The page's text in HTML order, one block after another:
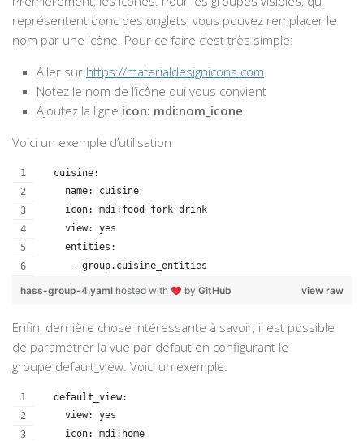
représentent donc des onglets, vous pouvez remplacer le
nom par une icône. Pour ce faire c’est très simple:
Aller sur https://materialdesignicons.com
Notez le nom de l’icône qui vous convient
Ajoutez la ligne icon: mdi:nom_icone
Voici un exemple d’utilisation
  cuisine:
    name: cuisine
    icon: mdi:food-fork-drink
    view: yes
    entities:
     - group.cuisine_entities
view raw
hass-group-4.yaml hosted with by GitHub
Enfin, dernière chose intéressante à savoir, il est possible
de paramétrer la vue par défaut en configurant le
groupe default_view. Voici un exemple:
  default_view:
    view: yes
    icon: mdi:home